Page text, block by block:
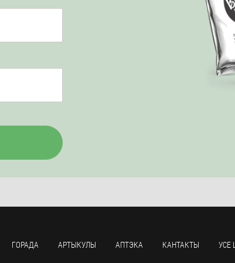
ГОРАДА АРТЫКУЛЫ АПТЭКА КАНТАКТЫ УСЕ